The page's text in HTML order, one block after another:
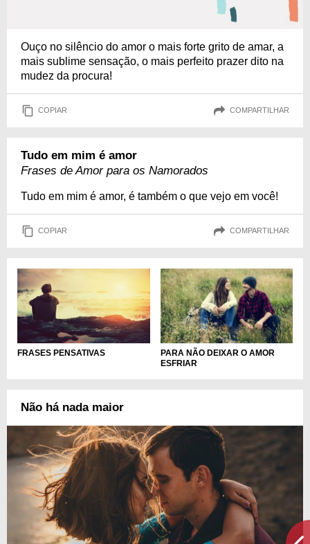
Ouço no silêncio do amor o mais forte grito de amar, a
mais sublime sensação, o mais perfeito prazer dito na
mudez da procura!
COPIAR COMPARTILHAR
Tudo em mim é amor
Frases de Amor para os Namorados
Tudo em mim é amor, é também o que vejo em você!
COPIAR COMPARTILHAR
FRASES PENSATIVAS
PARA NÃO DEIXAR O AMOR
ESFRIAR
Não há nada maior